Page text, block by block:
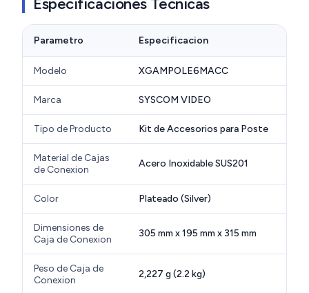
Especificaciones Tecnicas
Parametro Especificacion
Modelo XGAMPOLE6MACC
Marca SYSCOM VIDEO
Tipo de Producto Kit de Accesorios para Poste
Material de Cajas
de Conexion
Acero Inoxidable SUS201
Color Plateado (Silver)
Dimensiones de
Caja de Conexion
305 mm x 195 mm x 315 mm
Peso de Caja de
Conexion
2,227 g (2.2 kg)